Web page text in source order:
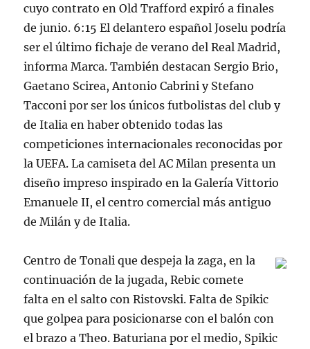
cuyo contrato en Old Trafford expiró a finales
de junio. 6:15 El delantero español Joselu podría
ser el último fichaje de verano del Real Madrid,
informa Marca. También destacan Sergio Brio,
Gaetano Scirea, Antonio Cabrini y Stefano
Tacconi por ser los únicos futbolistas del club y
de Italia en haber obtenido todas las
competiciones internacionales reconocidas por
la UEFA. La camiseta del AC Milan presenta un
diseño impreso inspirado en la Galería Vittorio
Emanuele II, el centro comercial más antiguo
de Milán y de Italia.
Centro de Tonali que despeja la zaga, en la
continuación de la jugada, Rebic comete
falta en el salto con Ristovski. Falta de Spikic
que golpea para posicionarse con el balón con
el brazo a Theo. Baturiana por el medio, Spikic